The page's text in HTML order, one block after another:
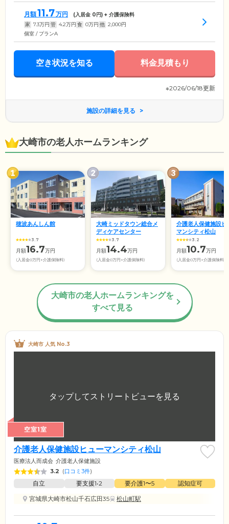
月額11.7万円 (入居金 0円) + 介護保険料
家 7.3万円 管 4.2万円 食 0万円 他 2,000円
個室 / プランA
空き状況を知る 料金見積もり
※2026/06/18更新
施設の詳細を見る
大崎市の老人ホームランキング
穂波あんしん館
3.7
月額16.7万円
(入居金0万円+介護保険料)
大崎ミッドタウン総合メ
ディケアセンター
3.7
月額14.4万円
(入居金0万円+介護保険料)
介護老人保健施設ヒ
マンシティ松山
3.2
月額10.7万円
(入居金0万円+介護保険料)
大崎市の老人ホームランキングを
すべて見る
大崎市 人気 No.3
空室1室
介護老人保健施設ヒューマンシティ松山
医療法人而成会 介護老人保健施設
3.2 (口コミ3件)
自立 要支援1•2 要介護1〜5
認知症可
宮城県大崎市松山千石広田35
松山町駅